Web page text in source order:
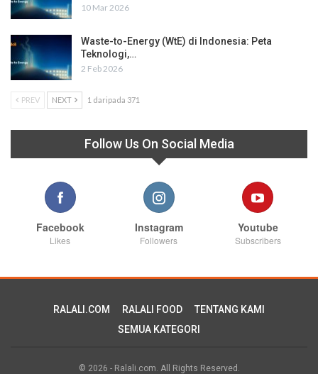
10 Mar 2026
Waste-to-Energy (WtE) di Indonesia: Peta
Teknologi,…
2 Feb 2026
PREV NEXT 1 daripada 371
Follow Us On Social Media
Facebook
Likes
Instagram
Followers
Youtube
Subscribers
RALALI.COM RALALI FOOD
TENTANG KAMI
SEMUA KATEGORI
© 2026 - Ralali.com. All Rights Reserved.